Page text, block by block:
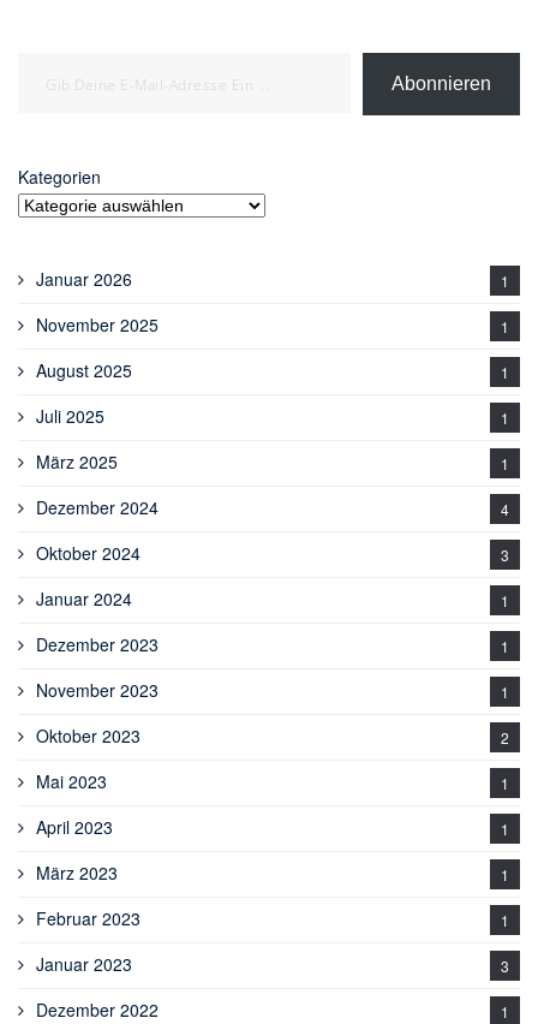
Abonnieren
Kategorien
Januar 2026 1
November 2025 1
August 2025 1
Juli 2025 1
März 2025 1
Dezember 2024 4
Oktober 2024 3
Januar 2024 1
Dezember 2023 1
November 2023 1
Oktober 2023 2
Mai 2023 1
April 2023 1
März 2023 1
Februar 2023 1
Januar 2023 3
Dezember 2022 1